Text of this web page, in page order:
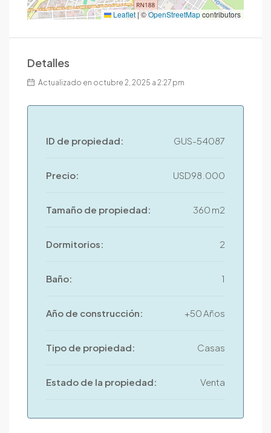
Leaflet |©OpenStreetMapcontributors
Detalles
Actualizado en octubre 2, 2025 a 2:27 pm
ID de propiedad: GUS-54087
Precio: USD98.000
Tamaño de propiedad: 360 m2
Dormitorios: 2
Baño: 1
Año de construcción: +50 Años
Tipo de propiedad: Casas
Estado de la propiedad: Venta